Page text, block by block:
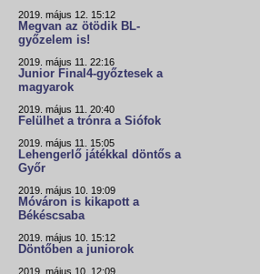
2019. május 12. 15:12
Megvan az ötödik BL-
győzelem is!
2019. május 11. 22:16
Junior Final4-győztesek a
magyarok
2019. május 11. 20:40
Felülhet a trónra a Siófok
2019. május 11. 15:05
Lehengerlő játékkal döntős a
Győr
2019. május 10. 19:09
Móváron is kikapott a
Békéscsaba
2019. május 10. 15:12
Döntőben a juniorok
2019. május 10. 12:09